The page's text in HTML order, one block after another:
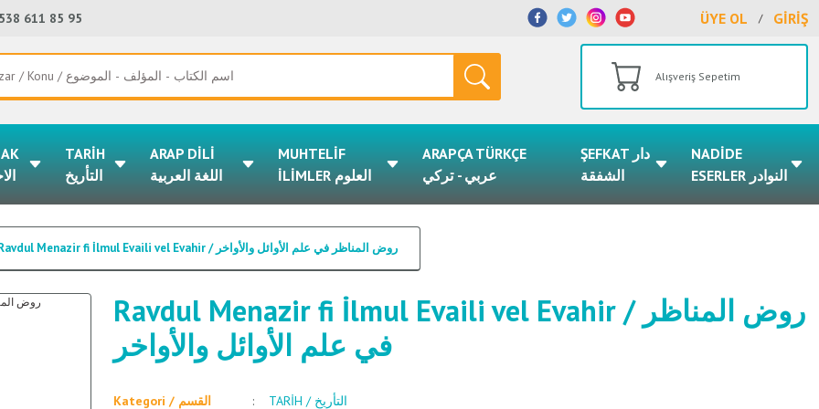
611 85 95 ÜYE OL / GİRİŞ
Alışveriş Sepetim
TARİH
التأريخ
ARAP DİLİ
اللغة العربية
MUHTELİF
İLİMLER العلوم
ARAPÇA TÜRKÇE
عربي - تركي
ŞEFKAT دار
الشفقة
NADİDE
ESERLER النوادر
Ravdul Menazir fi İlmul Evaili vel Evahir / روض المناظر في علم الأوائل والأواخر
Ravdul Menazir fi İlmul Evaili vel Evahir / روض المناظر
في علم الأوائل والأواخر
Kategori / القسم TARİH / التأريخ